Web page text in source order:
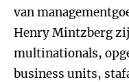
van
Henry Mintzberg
multinationals,
business units,